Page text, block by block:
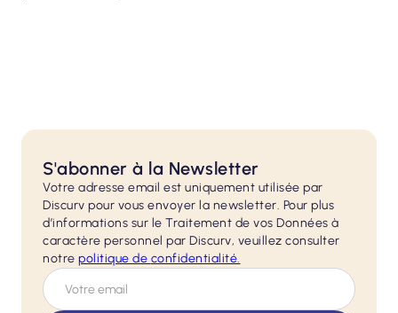
S'abonner à la Newsletter
Votre adresse email est uniquement utilisée par
Discurv pour vous envoyer la newsletter. Pour plus
d’informations sur le Traitement de vos Données à
caractère personnel par Discurv, veuillez consulter
notre politique de confidentialité.